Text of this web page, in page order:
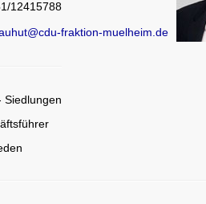
12415788
fraktion-muelheim.de
Siedlungen